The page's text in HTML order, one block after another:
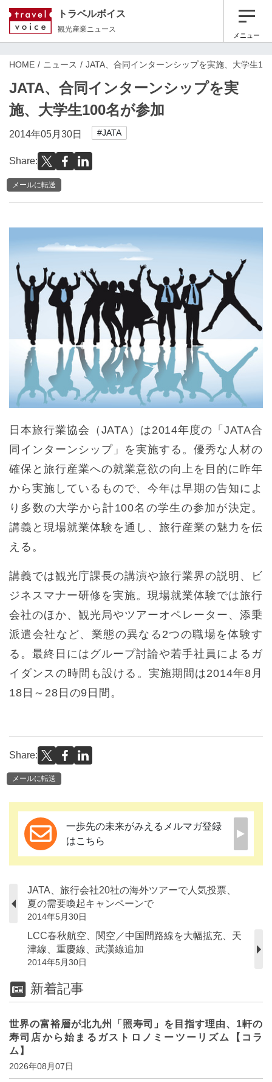
トラベルボイス
観光産業ニュース
メニュー
HOME ニュース JATA、合同インターンシップを実施、大学生
JATA、合同インターンシップを実
施、大学生100名が参加
2014年05月30日 #JATA
Share:
メールに転送
日本旅行業協会（JATA）は2014年度の「JATA合
同インターンシップ」を実施する。優秀な人材の
確保と旅行産業への就業意欲の向上を目的に昨年
から実施しているもので、今年は早期の告知によ
り多数の大学から計100名の学生の参加が決定。
講義と現場就業体験を通し、旅行産業の魅力を伝
える。
講義では観光庁課長の講演や旅行業界の説明、ビ
ジネスマナー研修を実施。現場就業体験では旅行
会社のほか、観光局やツアーオペレーター、添乗
派遣会社など、業態の異なる2つの職場を体験す
る。最終日にはグループ討論や若手社員によるガ
イダンスの時間も設ける。実施期間は2014年8月
18日～28日の9日間。
Share:
メールに転送
一歩先の未来がみえるメルマガ登録
はこちら
JATA、旅行会社20社の海外ツアーで人気投票、
夏の需要喚起キャンペーンで
2014年5月30日
LCC春秋航空、関空／中国間路線を大幅拡充、天
津線、重慶線、武漢線追加
2014年5月30日
新着記事
世界の富裕層が北九州「照寿司」を目指す理由、1軒の
寿司店から始まるガストロノミーツーリズム【コラ
ム】
2026年08月07日